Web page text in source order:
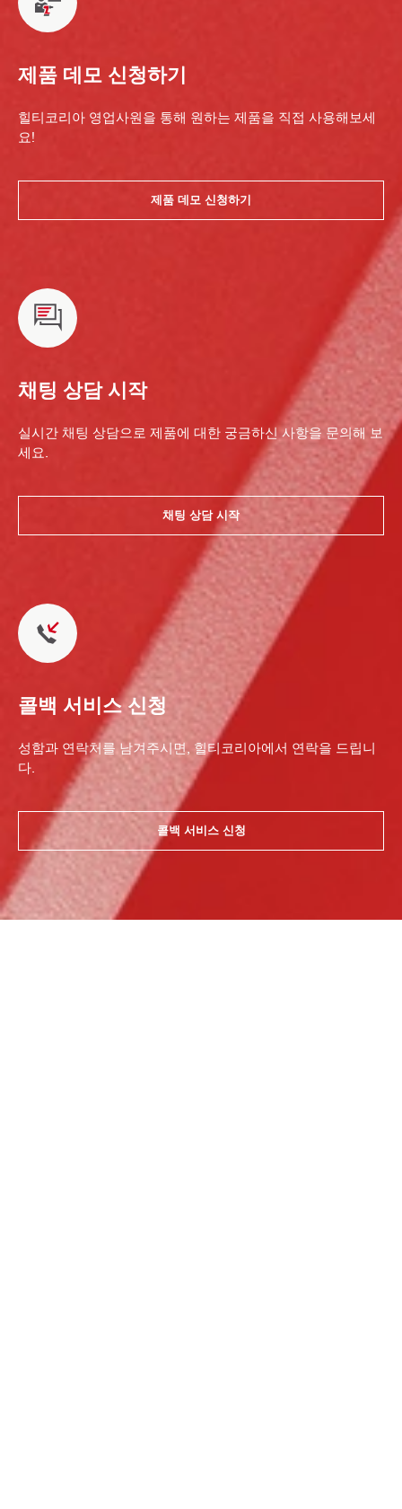
제품 데모 신청하기
힐티코리아 영업사원을 통해 원하는 제품을 직접 사용해보세
요!
제품 데모 신청하기
채팅 상담 시작
실시간 채팅 상담으로 제품에 대한 궁금하신 사항을 문의해 보
세요.
채팅 상담 시작
콜백 서비스 신청
성함과 연락처를 남겨주시면, 힐티코리아에서 연락을 드립니
다.
콜백 서비스 신청